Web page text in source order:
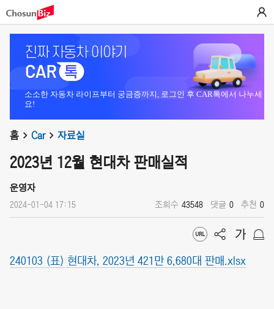
소소한 자동차 라이프부터 궁금증까지, 로그인 후 CAR톡에서 나누세
요!
홈 Car 자료실
2023년 12월 현대차 판매실적
운영자
2024-01-04 17:15 조회수 43548 댓글 0 추천 0
240103 (표) 현대차, 2023년 421만 6,680대 판매.xlsx